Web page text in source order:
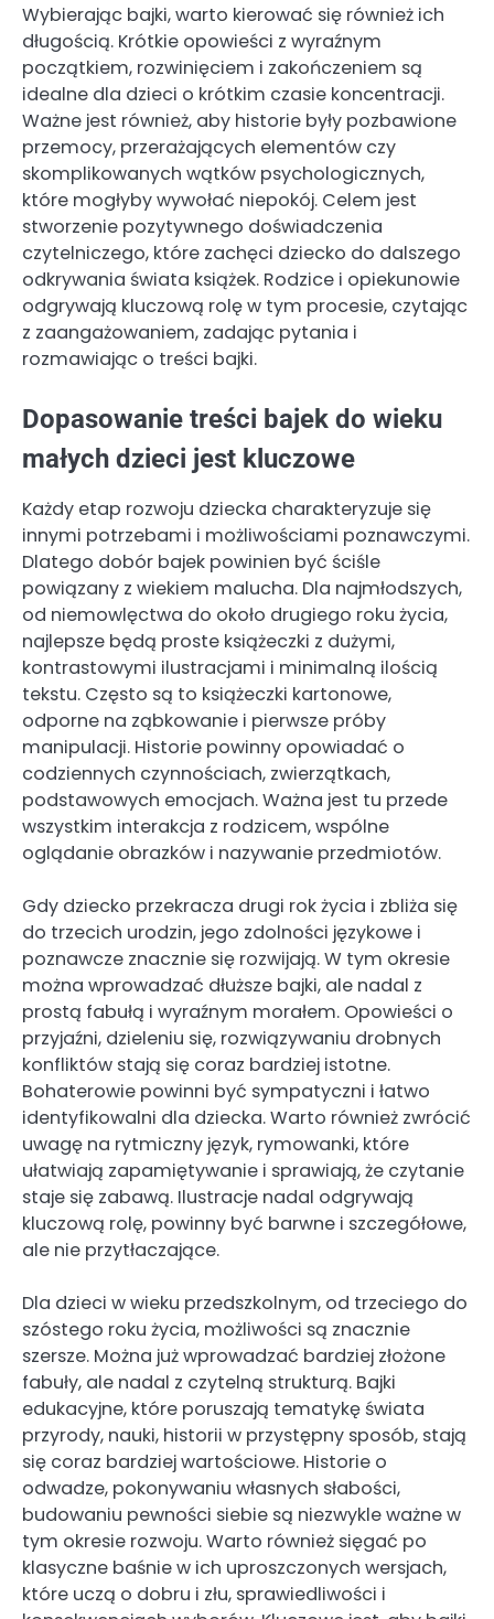
Wybierając bajki, warto kierować się również ich
długością. Krótkie opowieści z wyraźnym
początkiem, rozwinięciem i zakończeniem są
idealne dla dzieci o krótkim czasie koncentracji.
Ważne jest również, aby historie były pozbawione
przemocy, przerażających elementów czy
skomplikowanych wątków psychologicznych,
które mogłyby wywołać niepokój. Celem jest
stworzenie pozytywnego doświadczenia
czytelniczego, które zachęci dziecko do dalszego
odkrywania świata książek. Rodzice i opiekunowie
odgrywają kluczową rolę w tym procesie, czytając
z zaangażowaniem, zadając pytania i
rozmawiając o treści bajki.
Dopasowanie treści bajek do wieku
małych dzieci jest kluczowe
Każdy etap rozwoju dziecka charakteryzuje się
innymi potrzebami i możliwościami poznawczymi.
Dlatego dobór bajek powinien być ściśle
powiązany z wiekiem malucha. Dla najmłodszych,
od niemowlęctwa do około drugiego roku życia,
najlepsze będą proste książeczki z dużymi,
kontrastowymi ilustracjami i minimalną ilością
tekstu. Często są to książeczki kartonowe,
odporne na ząbkowanie i pierwsze próby
manipulacji. Historie powinny opowiadać o
codziennych czynnościach, zwierzątkach,
podstawowych emocjach. Ważna jest tu przede
wszystkim interakcja z rodzicem, wspólne
oglądanie obrazków i nazywanie przedmiotów.
Gdy dziecko przekracza drugi rok życia i zbliża się
do trzecich urodzin, jego zdolności językowe i
poznawcze znacznie się rozwijają. W tym okresie
można wprowadzać dłuższe bajki, ale nadal z
prostą fabułą i wyraźnym morałem. Opowieści o
przyjaźni, dzieleniu się, rozwiązywaniu drobnych
konfliktów stają się coraz bardziej istotne.
Bohaterowie powinni być sympatyczni i łatwo
identyfikowalni dla dziecka. Warto również zwrócić
uwagę na rytmiczny język, rymowanki, które
ułatwiają zapamiętywanie i sprawiają, że czytanie
staje się zabawą. Ilustracje nadal odgrywają
kluczową rolę, powinny być barwne i szczegółowe,
ale nie przytłaczające.
Dla dzieci w wieku przedszkolnym, od trzeciego do
szóstego roku życia, możliwości są znacznie
szersze. Można już wprowadzać bardziej złożone
fabuły, ale nadal z czytelną strukturą. Bajki
edukacyjne, które poruszają tematykę świata
przyrody, nauki, historii w przystępny sposób, stają
się coraz bardziej wartościowe. Historie o
odwadze, pokonywaniu własnych słabości,
budowaniu pewności siebie są niezwykle ważne w
tym okresie rozwoju. Warto również sięgać po
klasyczne baśnie w ich uproszczonych wersjach,
które uczą o dobru i złu, sprawiedliwości i